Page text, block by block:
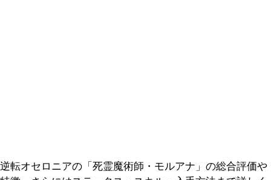
逆転オセロニアの「死霊魔術師・モルアナ」の総合評価や